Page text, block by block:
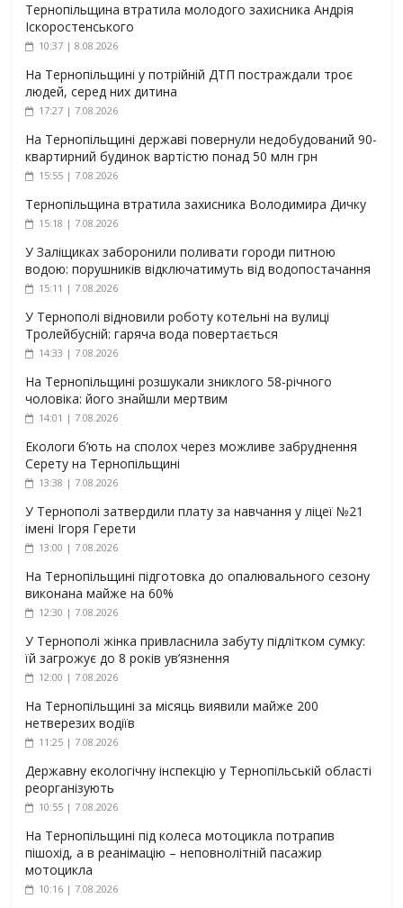
Тернопільщина втратила молодого захисника Андрія
Іскоростенського
10:37 | 8.08.2026
На Тернопільщині у потрійній ДТП постраждали троє
людей, серед них дитина
17:27 | 7.08.2026
На Тернопільщині державі повернули недобудований 90-
квартирний будинок вартістю понад 50 млн грн
15:55 | 7.08.2026
Тернопільщина втратила захисника Володимира Дичку
15:18 | 7.08.2026
У Заліщиках заборонили поливати городи питною
водою: порушників відключатимуть від водопостачання
15:11 | 7.08.2026
У Тернополі відновили роботу котельні на вулиці
Тролейбусній: гаряча вода повертається
14:33 | 7.08.2026
На Тернопільщині розшукали зниклого 58-річного
чоловіка: його знайшли мертвим
14:01 | 7.08.2026
Екологи б’ють на сполох через можливе забруднення
Серету на Тернопільщині
13:38 | 7.08.2026
У Тернополі затвердили плату за навчання у ліцеї №21
імені Ігоря Герети
13:00 | 7.08.2026
На Тернопільщині підготовка до опалювального сезону
виконана майже на 60%
12:30 | 7.08.2026
У Тернополі жінка привласнила забуту підлітком сумку:
їй загрожує до 8 років ув’язнення
12:00 | 7.08.2026
На Тернопільщині за місяць виявили майже 200
нетверезих водіїв
11:25 | 7.08.2026
Державну екологічну інспекцію у Тернопільській області
реорганізують
10:55 | 7.08.2026
На Тернопільщині під колеса мотоцикла потрапив
пішохід, а в реанімацію – неповнолітній пасажир
мотоцикла
10:16 | 7.08.2026